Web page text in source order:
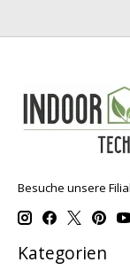
Besuche unsere
Kategorien